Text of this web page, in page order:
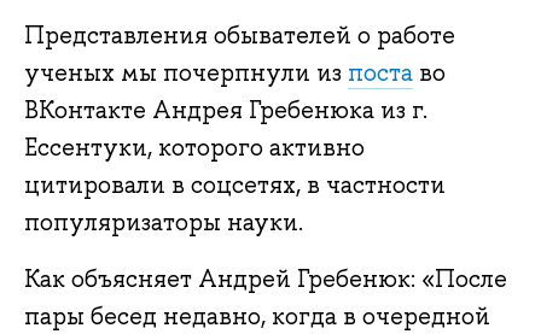
Представления обывателей о работе
ученых мы почерпнули из поста во
ВКонтакте Андрея Гребенюка из г.
Ессентуки, которого активно
цитировали в соцсетях, в частности
популяризаторы науки.
Как объясняет Андрей Гребенюк: «После
пары бесед недавно, когда в очередной